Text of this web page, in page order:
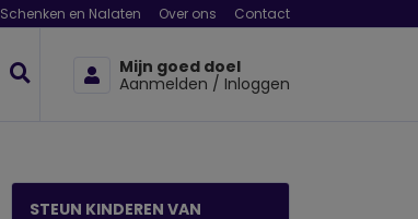
Schenken en Nalaten Over ons Contact
Mijn goed doel
Aanmelden / Inloggen
STEUN KINDEREN VAN